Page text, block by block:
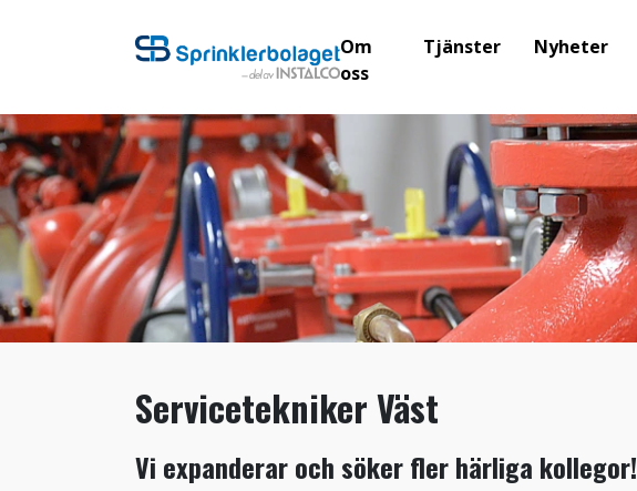
Om
oss
Tjänster Nyheter
Servicetekniker Väst
Vi expanderar och söker fler härliga kollegor!